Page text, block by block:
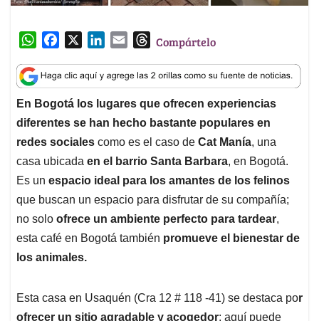
W
a
t
s
A
p
p
c
e
b
o
o
k
n
k
e
d
I
n
a
i
l
T
r
e
a
d
s
Compártelo
En Bogotá los lugares que ofrecen experiencias
diferentes se han hecho bastante populares en
redes sociales como es el caso de Cat Manía, una
casa ubicada en el barrio Santa Barbara, en Bogotá.
Es un espacio ideal para los amantes de los felinos
que buscan un espacio para disfrutar de su compañía;
no solo ofrece un ambiente perfecto para tardear,
esta café en Bogotá también promueve el bienestar de
los animales.
Esta casa en Usaquén (Cra 12 # 118 -41) se destaca por
ofrecer un sitio agradable y acogedor; aquí puede